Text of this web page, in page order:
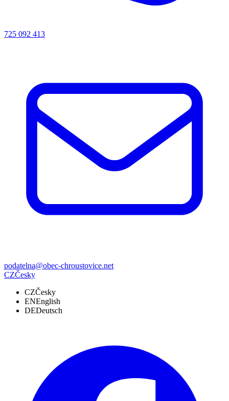
725 092 413
podatelna@obec-chroustovice.net
CZČesky
CZČesky
ENEnglish
DEDeutsch